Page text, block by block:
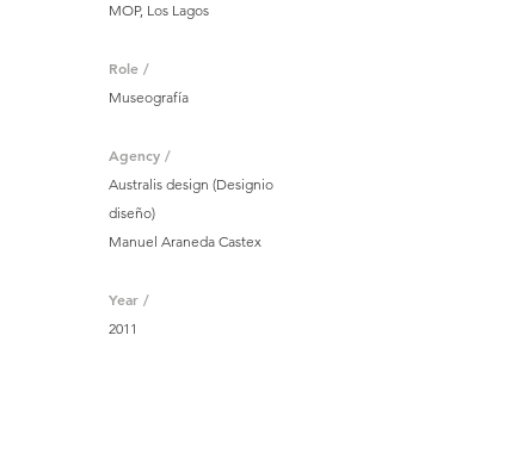
MOP, Los Lagos
Role /
Museografía
Agency /
Australis design (Designio
diseño)
Manuel Araneda Castex
Year /
2011